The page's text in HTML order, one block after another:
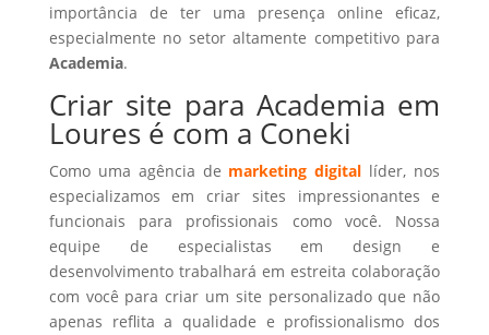
importância de ter uma presença online eficaz,
especialmente no setor altamente competitivo para
Academia.
Criar site para Academia em
Loures é com a Coneki
Como uma agência de marketing digital líder, nos
especializamos em criar sites impressionantes e
funcionais para profissionais como você. Nossa
equipe de especialistas em design e
desenvolvimento trabalhará em estreita colaboração
com você para criar um site personalizado que não
apenas reflita a qualidade e profissionalismo dos